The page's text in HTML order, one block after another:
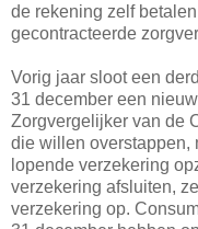
de rekening zelf
gecontracteerde
Vorig jaar sloot een
31 december een
Zorgvergelijker van de
die willen overstappen,
lopende verzekering
verzekering afsluiten,
verzekering op.